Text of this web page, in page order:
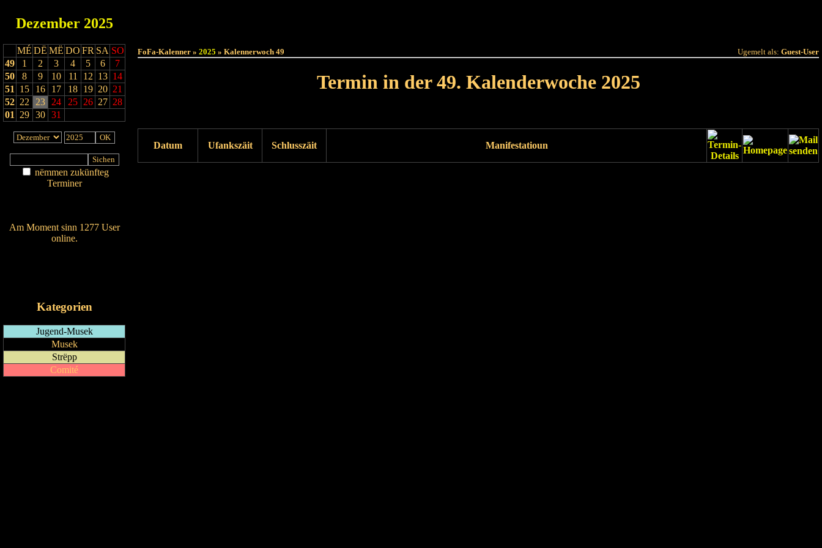
Dezember 2025
MÉ DË MË DO FR SA SO
49
1 2 3 4 5 6
7
50
8 9 10 11 12 13 14
51
15 16 17 18 19 20 21
52 22 23 24 25 26 27 28
01
29 30 31
nëmmen zukünfteg
Terminer
Am Moment sinn 1277 User
online.
Kategorien
Jugend-Musek
Musek
Strëpp
Comité
FoFa-Kalenner » 2025 » Kalennerwoch 49 Ugemelt als: Guest-User
Termin in der 49. Kalenderwoche 2025
Datum Ufankszäit Schlusszäit Manifestatioun